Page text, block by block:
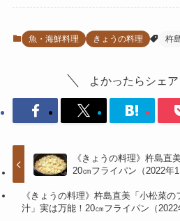
魚・海鮮料理 きょうの料理 杵
よかったらシェア
《きょうの料理》杵島直
20㎝フライパン（2022年
《きょうの料理》杵島直美「小松菜の
汁」実は万能！20㎝フライパン（2022